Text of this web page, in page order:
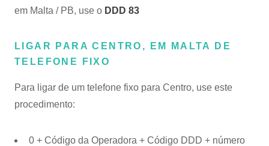
em Malta / PB, use o DDD 83
LIGAR PARA CENTRO, EM MALTA DE
TELEFONE FIXO
Para ligar de um telefone fixo para Centro, use este
procedimento:
0 + Código da Operadora + Código DDD + número